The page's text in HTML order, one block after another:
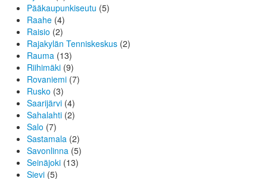
Pääkaupunkiseutu (5)
Raahe (4)
Raisio (2)
Rajakylän Tenniskeskus (2)
Rauma (13)
Riihimäki (9)
Rovaniemi (7)
Rusko (3)
Saarijärvi (4)
Sahalahti (2)
Salo (7)
Sastamala (2)
Savonlinna (5)
Seinäjoki (13)
Sievi (5)